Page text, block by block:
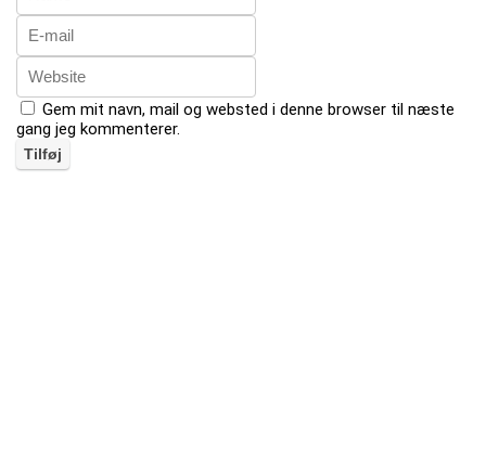
Gem mit navn, mail og websted i denne browser til næste
gang jeg kommenterer.